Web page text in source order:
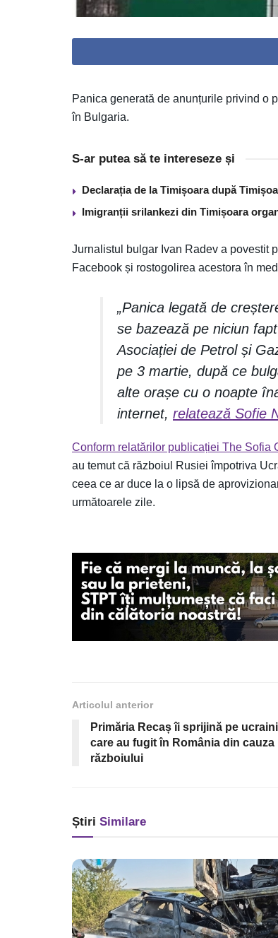
Panica generată de anunțurile privind o
în Bulgaria.
S-ar putea să te intereseze și
Declarația de la Timișoara după
Imigranții srilankezi din Timișoara
Jurnalistul bulgar Ivan Radev a povestit
Facebook și rostogolirea acestora în
„Panica legată de
se bazează pe niciun
Asociației de Petrol și
pe 3 martie, după ce
alte orașe cu o noapte
internet, relatează Sofie
Conform relatărilor publicației The Sofia
au temut că războiul Rusiei împotriva
ceea ce ar duce la o lipsă de
următoarele zile.
Articolul anterior
Primăria Recaș îi sprijină pe
care au fugit în România din cauza
războiului
Știri Similare